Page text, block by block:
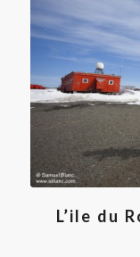
L’ile du